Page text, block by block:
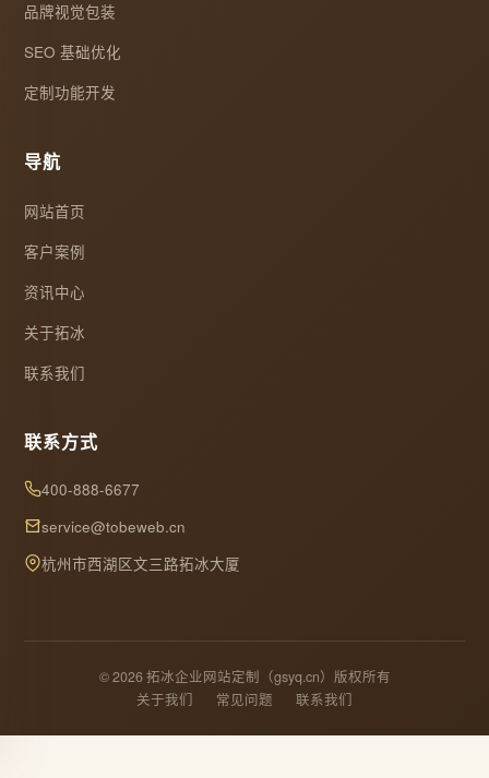
品牌视觉包装
SEO 基础优化
定制功能开发
导航
网站首页
客户案例
资讯中心
关于拓冰
联系我们
联系方式
400-888-6677
service@tobeweb.cn
杭州市西湖区文三路拓冰大厦
© 2026 拓冰企业网站定制（gsyq.cn）版权所有
关于我们
常见问题 联系我们